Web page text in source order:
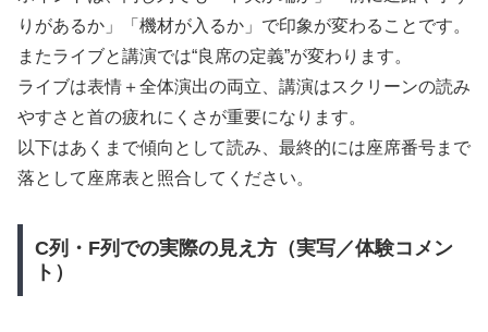
りがあるか」「機材が入るか」で印象が変わることです。
またライブと講演では“良席の定義”が変わります。
ライブは表情＋全体演出の両立、講演はスクリーンの読み
やすさと首の疲れにくさが重要になります。
以下はあくまで傾向として読み、最終的には座席番号まで
落として座席表と照合してください。
C列・F列での実際の見え方（実写／体験コメン
ト）